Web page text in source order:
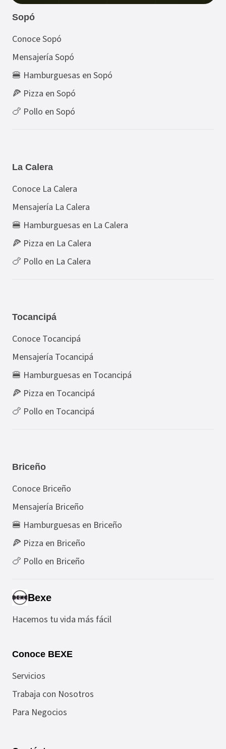
Sopó
Conoce Sopó
Mensajería Sopó
🍔 Hamburguesas en Sopó
🍕 Pizza en Sopó
🍗 Pollo en Sopó
La Calera
Conoce La Calera
Mensajería La Calera
🍔 Hamburguesas en La Calera
🍕 Pizza en La Calera
🍗 Pollo en La Calera
Tocancipá
Conoce Tocancipá
Mensajería Tocancipá
🍔 Hamburguesas en Tocancipá
🍕 Pizza en Tocancipá
🍗 Pollo en Tocancipá
Briceño
Conoce Briceño
Mensajería Briceño
🍔 Hamburguesas en Briceño
🍕 Pizza en Briceño
🍗 Pollo en Briceño
Bexe
Hacemos tu vida más fácil
Conoce BEXE
Servicios
Trabaja con Nosotros
Para Negocios